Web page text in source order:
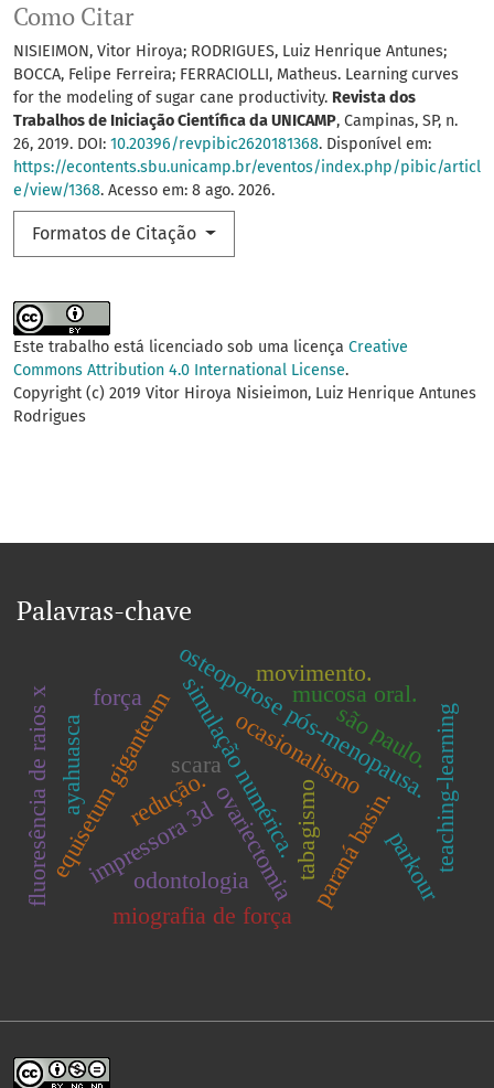
Como Citar
NISIEIMON, Vitor Hiroya; RODRIGUES, Luiz Henrique Antunes;
BOCCA, Felipe Ferreira; FERRACIOLLI, Matheus. Learning curves
for the modeling of sugar cane productivity. Revista dos
Trabalhos de Iniciação Científica da UNICAMP, Campinas, SP, n.
26, 2019. DOI: 10.20396/revpibic2620181368. Disponível em:
https://econtents.sbu.unicamp.br/eventos/index.php/pibic/articl
e/view/1368. Acesso em: 8 ago. 2026.
Formatos de Citação
Este trabalho está licenciado sob uma licença Creative
Commons Attribution 4.0 International License.
Copyright (c) 2019 Vitor Hiroya Nisieimon, Luiz Henrique Antunes
Rodrigues
Palavras-chave
impressora 3d
scara
simulação numérica.
equisetum giganteum ovariectomia
osteoporose pós-menopausa.
miografia de força
ayahuasca
tabagismo
redução. ocasionalismo
força
movimento.
odontologia
mucosa oral.
teaching-learning
paraná basin.parkour
são paulo.
fluoresência de raios x